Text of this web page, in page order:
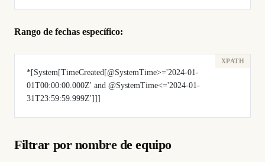
Rango de fechas específico:
*[System[TimeCreated[@SystemTime>='2024-01-
01T00:00:00.000Z' and @SystemTime<='2024-01-
31T23:59:59.999Z']]]
Filtrar por nombre de equipo